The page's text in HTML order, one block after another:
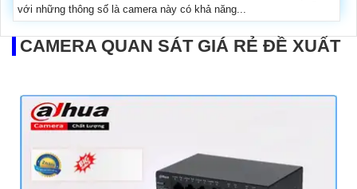
với những thông số là camera này có khả năng...
CAMERA QUAN SÁT GIÁ RẺ ĐỀ XUẤT